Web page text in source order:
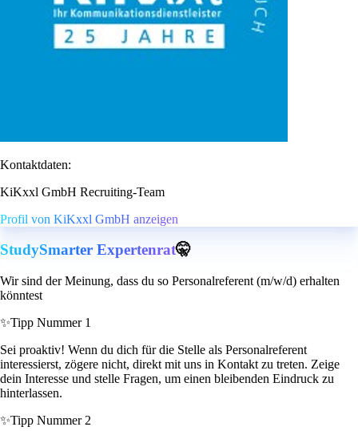
Kontaktdaten:
KiKxxl GmbH Recruiting-Team
Profil von KiKxxl GmbH anzeigen
StudySmarter Expertenrat🤫
Wir sind der Meinung, dass du so Personalreferent (m/w/d) erhalten
könntest
✨Tipp Nummer 1
Sei proaktiv! Wenn du dich für die Stelle als Personalreferent
interessierst, zögere nicht, direkt mit uns in Kontakt zu treten. Zeige
dein Interesse und stelle Fragen, um einen bleibenden Eindruck zu
hinterlassen.
✨Tipp Nummer 2